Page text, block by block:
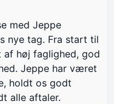
med Jeppe
nye tag. Fra start til
høj faglighed, god
Jeppe har været
holdt os godt
alle aftaler.